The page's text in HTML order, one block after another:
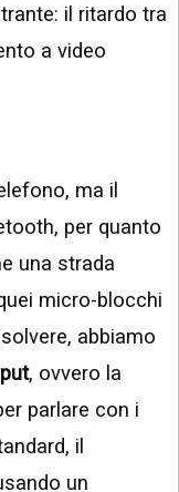
il ritardo tra
a video
ma il
per quanto
una strada
micro-blocchi
abbiamo
, ovvero la
parlare con i
il
un